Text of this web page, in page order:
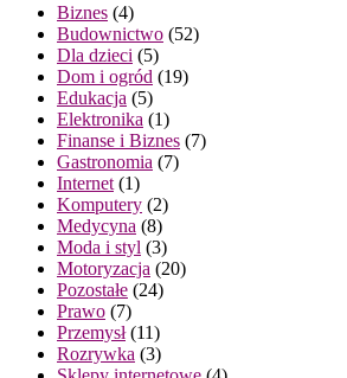
Biznes (4)
Budownictwo (52)
Dla dzieci (5)
Dom i ogród (19)
Edukacja (5)
Elektronika (1)
Finanse i Biznes (7)
Gastronomia (7)
Internet (1)
Komputery (2)
Medycyna (8)
Moda i styl (3)
Motoryzacja (20)
Pozostałe (24)
Prawo (7)
Przemysł(11)
Rozrywka (3)